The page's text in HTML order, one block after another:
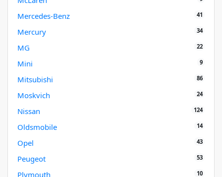
Mercedes-Benz 41
Mercury 34
MG 22
Mini 9
Mitsubishi 86
Moskvich 24
Nissan 124
Oldsmobile 14
Opel 43
Peugeot 53
Plymouth 10